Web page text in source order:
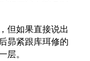
但如果直接说出
昴紧跟库珥修的
。